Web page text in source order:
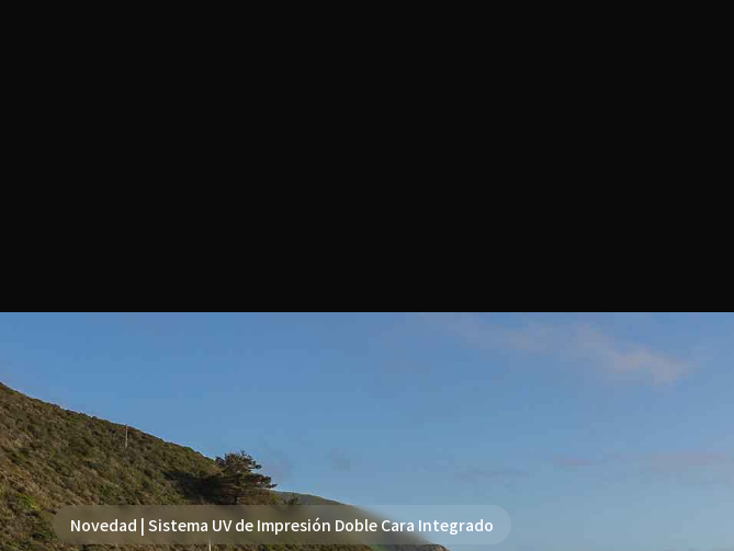
Novedad | Sistema UV de Impresión Doble Cara Integrado